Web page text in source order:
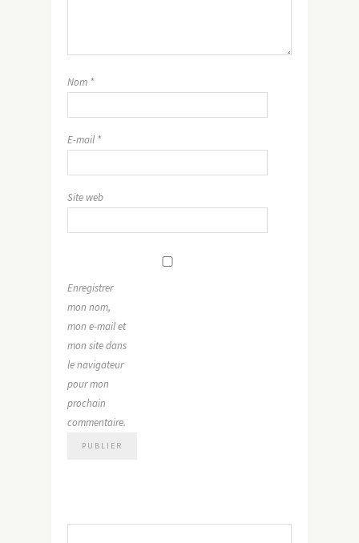
Nom *
E-mail *
Site web
Enregistrer
mon nom,
mon e-mail et
mon site dans
le navigateur
pour mon
prochain
commentaire.